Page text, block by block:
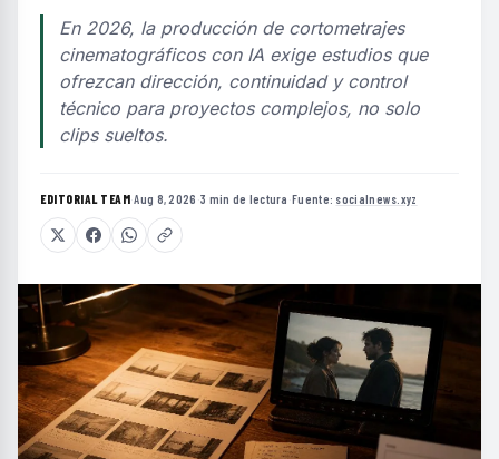
En 2026, la producción de cortometrajes
cinematográficos con IA exige estudios que
ofrezcan dirección, continuidad y control
técnico para proyectos complejos, no solo
clips sueltos.
EDITORIAL TEAM·Aug 8, 2026 ·3 min de lectura ·Fuente: socialnews.xyz